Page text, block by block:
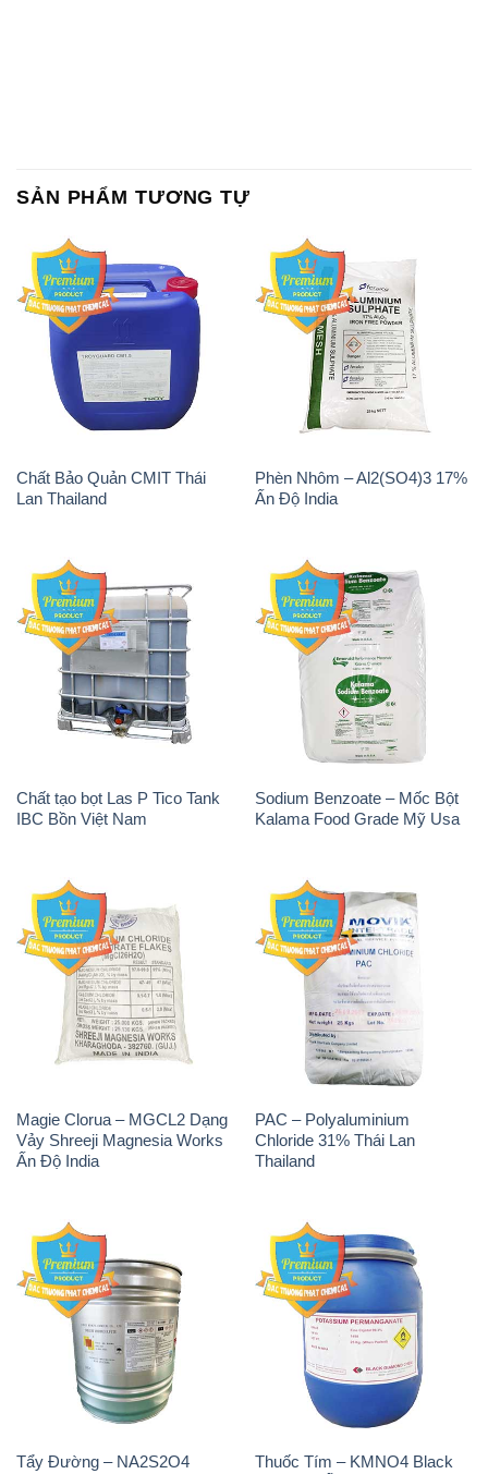
SẢN PHẨM TƯƠNG TỰ
Chất Bảo Quản CMIT Thái
Lan Thailand
Phèn Nhôm – Al2(SO4)3 17%
Ấn Độ India
Chất tạo bọt Las P Tico Tank
IBC Bồn Việt Nam
Sodium Benzoate – Mốc Bột
Kalama Food Grade Mỹ Usa
Magie Clorua – MGCL2 Dạng
Vảy Shreeji Magnesia Works
Ấn Độ India
PAC – Polyaluminium
Chloride 31% Thái Lan
Thailand
Tẩy Đường – NA2S2O4
Thuốc Tím – KMNO4 Black